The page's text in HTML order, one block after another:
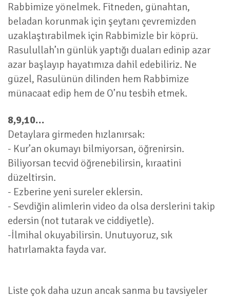
Rabbimize yönelmek. Fitneden, günahtan,
beladan korunmak için şeytanı çevremizden
uzaklaştırabilmek için Rabbimizle bir köprü.
Rasulullah’ın günlük yaptığı duaları edinip azar
azar başlayıp hayatımıza dahil edebiliriz. Ne
güzel, Rasulünün dilinden hem Rabbimize
münacaat edip hem de O’nu tesbih etmek.
8,9,10…
Detaylara girmeden hızlanırsak:
- Kur’an okumayı bilmiyorsan, öğrenirsin.
Biliyorsan tecvid öğrenebilirsin, kıraatini
düzeltirsin.
- Ezberine yeni sureler eklersin.
- Sevdiğin alimlerin video da olsa derslerini takip
edersin (not tutarak ve ciddiyetle).
-İlmihal okuyabilirsin. Unutuyoruz, sık
hatırlamakta fayda var.
Liste çok daha uzun ancak sanma bu tavsiyeler